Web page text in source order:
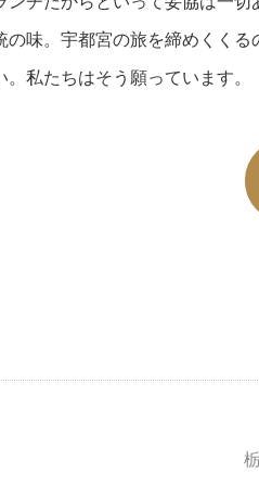
の味。宇都宮の旅を締めくく
。私たちはそう願っています。